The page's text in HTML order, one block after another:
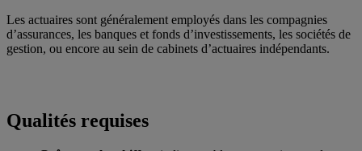
Les actuaires sont généralement employés dans les compagnies
d’assurances, les banques et fonds d’investissements, les sociétés de
gestion, ou encore au sein de cabinets d’actuaires indépendants.
Qualités requises